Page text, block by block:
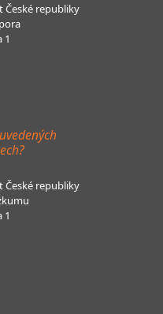
republiky
1
republiky
1